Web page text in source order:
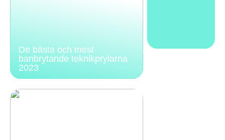
De bästa och mest
banbrytande teknikprylarna
2023